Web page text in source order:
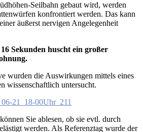
Seilbahn gebaut wird, werden
konfrontiert werden. Das kann
äußerst nervigen Angelegenheit
Sekunden huscht ein großer
wurden die Auswirkungen mittels eines
wissenschaftlich untersucht.
Sie ablesen, ob sie evtl. durch
werden. Als Referenztag wurde der